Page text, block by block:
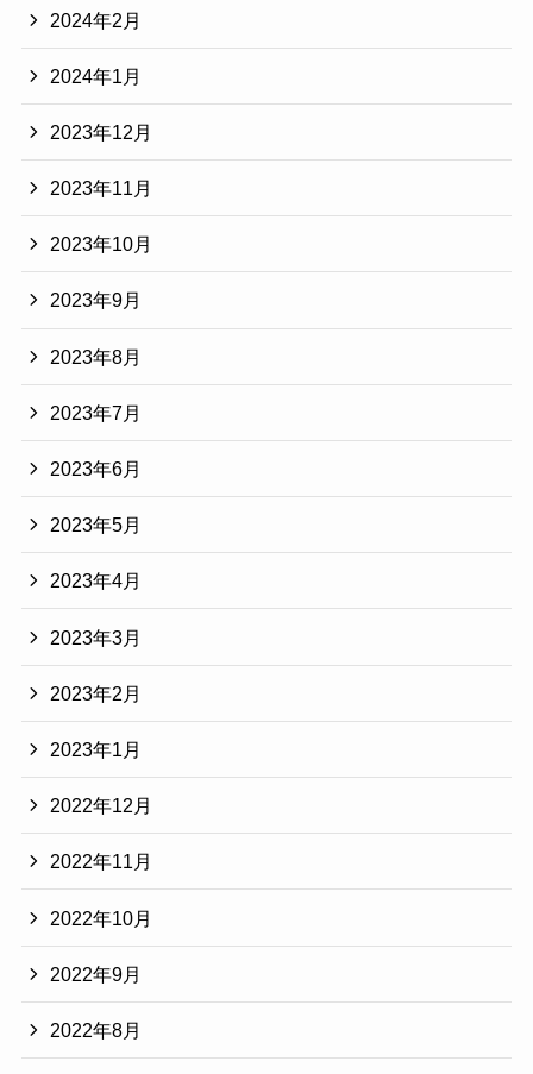
2024年2月
2024年1月
2023年12月
2023年11月
2023年10月
2023年9月
2023年8月
2023年7月
2023年6月
2023年5月
2023年4月
2023年3月
2023年2月
2023年1月
2022年12月
2022年11月
2022年10月
2022年9月
2022年8月